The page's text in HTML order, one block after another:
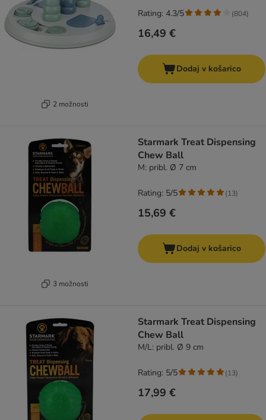
2 možnosti
16,49 €
Rating: 4.3/5 (804)
Dodaj v košarico
3 možnosti
Starmark Treat Dispensing
Chew Ball
M: pribl. Ø 7 cm
15,69 €
Rating: 5/5 (13)
Dodaj v košarico
Starmark Treat Dispensing
Chew Ball
M/L: pribl. Ø 9 cm
17,99 €
Rating: 5/5 (13)